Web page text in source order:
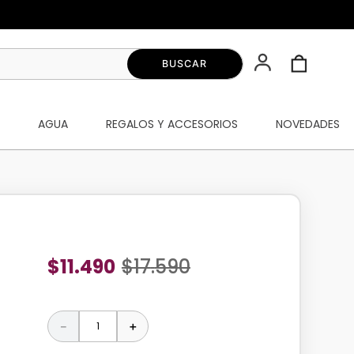
AGUA REGALOS Y ACCESORIOS NOVEDADES
$11.490 $17.590
＋
－